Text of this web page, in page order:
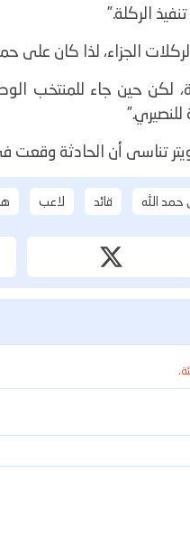
الركلة.”
الجزاء، لذا كان على حمد
لكن حين جاء للمنتخب
حمد الله قائد لاعب